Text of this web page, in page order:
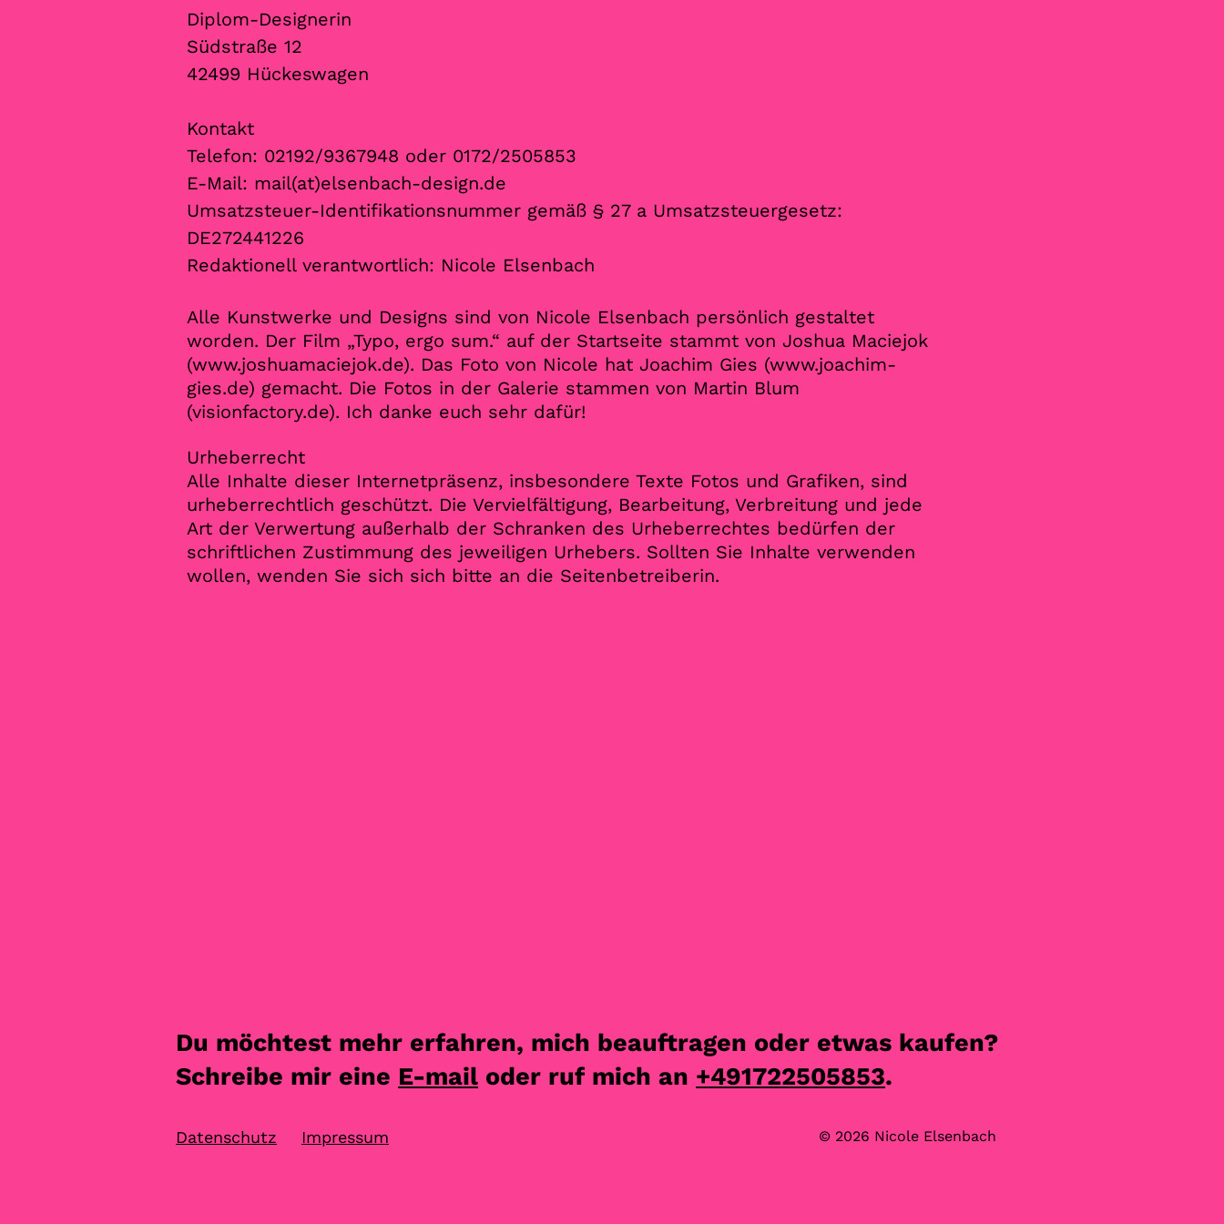
Diplom-Designerin
Südstraße 12
42499 Hückeswagen
Kontakt
Telefon: 02192/9367948 oder 0172/2505853
E-Mail: mail(at)elsenbach-design.de
Umsatzsteuer-Identifikationsnummer gemäß § 27 a Umsatzsteuergesetz:
DE272441226
Redaktionell verantwortlich: Nicole Elsenbach
Alle Kunstwerke und Designs sind von Nicole Elsenbach persönlich gestaltet
worden. Der Film „Typo, ergo sum.“ auf der Startseite stammt von Joshua Maciejok
(www.joshuamaciejok.de). Das Foto von Nicole hat Joachim Gies (www.joachim-
gies.de) gemacht. Die Fotos in der Galerie stammen von Martin Blum
(visionfactory.de). Ich danke euch sehr dafür!
Urheberrecht
Alle Inhalte dieser Internetpräsenz, insbesondere Texte Fotos und Grafiken, sind
urheberrechtlich geschützt. Die Vervielfältigung, Bearbeitung, Verbreitung und jede
Art der Verwertung außerhalb der Schranken des Urheberrechtes bedürfen der
schriftlichen Zustimmung des jeweiligen Urhebers. Sollten Sie Inhalte verwenden
wollen, wenden Sie sich sich bitte an die Seitenbetreiberin.
Du möchtest mehr erfahren, mich beauftragen oder etwas kaufen?
Schreibe mir eine E-mail oder ruf mich an +491722505853.
Impressum
Datenschutz © 2026 Nicole Elsenbach